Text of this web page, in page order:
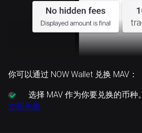
你可以通过 NOW Wallet 兑换 MAV：
选择 MAV 作为你要兑换的币种。
立即兑换